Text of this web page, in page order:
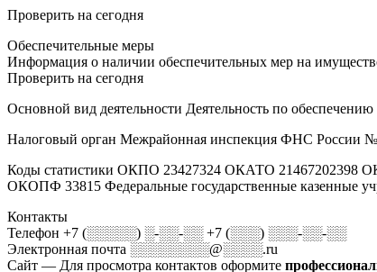
Проверить на сегодня
Обеспечительные меры
Информация о наличии обеспечительных мер на
Проверить на сегодня
Основной вид деятельности Деятельность по
Налоговый орган Межрайонная инспекция ФНС России №
Коды статистики ОКПО 23427324 ОКАТО 21467202398
ОКОПФ 33815 Федеральные государственные казенные
Контакты
Телефон +7 (░░░░░) ░-░░-░░ +7 (░░░) ░░░-░░-░░
Электронная почта ░░░░░░░░@░░░░.ru
Сайт — Для просмотра контактов оформите